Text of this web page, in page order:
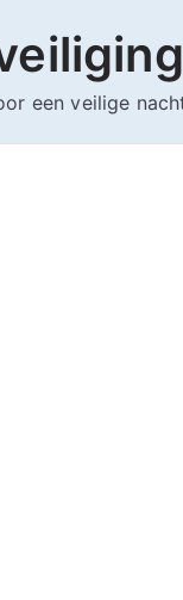
een veilige